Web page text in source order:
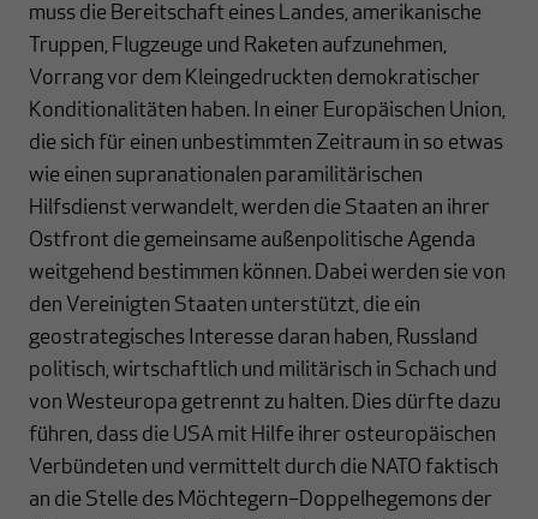
muss die Bereitschaft eines Landes, amerikanische
Truppen, Flugzeuge und Raketen aufzunehmen,
Vorrang vor dem Kleingedruckten demokratischer
Konditionalitäten haben. In einer Europäischen Union,
die sich für einen unbestimmten Zeitraum in so etwas
wie einen supranationalen paramilitärischen
Hilfsdienst verwandelt, werden die Staaten an ihrer
Ostfront die gemeinsame außenpolitische Agenda
weitgehend bestimmen können. Dabei werden sie von
den Vereinigten Staaten unterstützt, die ein
geostrategisches Interesse daran haben, Russland
politisch, wirtschaftlich und militärisch in Schach und
von Westeuropa getrennt zu halten. Dies dürfte dazu
führen, dass die USA mit Hilfe ihrer osteuropäischen
Verbündeten und vermittelt durch die NATO faktisch
an die Stelle des Möchtegern–Doppelhegemons der